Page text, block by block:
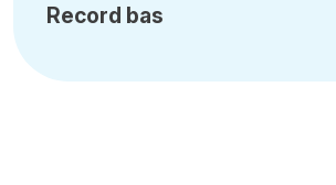
Record bas